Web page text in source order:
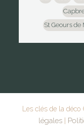
St Geours de
Les clés de la
légales